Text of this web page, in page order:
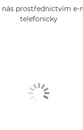
prostřednictvím e-
telefonicky